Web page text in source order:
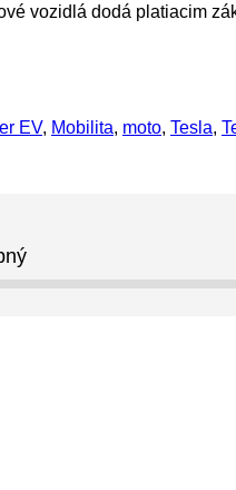
vozidlá dodá platiacim
EV, Mobilita, moto, Tesla,